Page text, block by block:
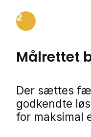
2
Målrettet
Der sættes
godkendte
for maksimal